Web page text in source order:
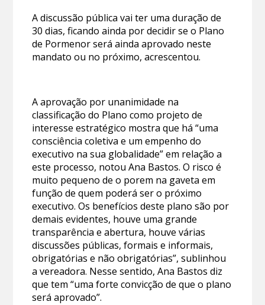
A discussão pública vai ter uma duração de
30 dias, ficando ainda por decidir se o Plano
de Pormenor será ainda aprovado neste
mandato ou no próximo, acrescentou.
A aprovação por unanimidade na
classificação do Plano como projeto de
interesse estratégico mostra que há “uma
consciência coletiva e um empenho do
executivo na sua globalidade” em relação a
este processo, notou Ana Bastos. O risco é
muito pequeno de o porem na gaveta em
função de quem poderá ser o próximo
executivo. Os benefícios deste plano são por
demais evidentes, houve uma grande
transparência e abertura, houve várias
discussões públicas, formais e informais,
obrigatórias e não obrigatórias”, sublinhou
a vereadora. Nesse sentido, Ana Bastos diz
que tem “uma forte convicção de que o plano
será aprovado”.